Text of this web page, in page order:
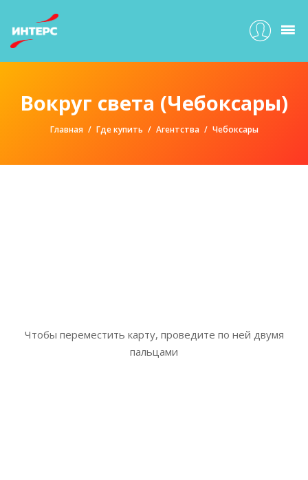
Вокруг света (Чебоксары)
Главная Где купить Агентства Чебоксары
Чтобы переместить карту, проведите по ней двумя
пальцами